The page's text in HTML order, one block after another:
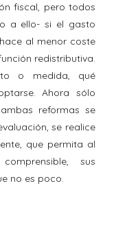
fiscal, pero todos
a ello- si el gasto
al menor coste
redistributiva.
o medida, qué
Ahora sólo
reformas se
se realice
que permita al
sus
no es poco.